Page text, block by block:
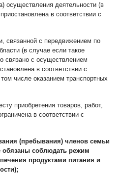
осуществления деятельности (в
в соответствии с
связанной с передвижением по
(в случае если такое
связано с осуществлением
в соответствии с
числе оказанием транспортных
приобретения товаров, работ,
в соответствии с
(пребывания) членов семьи
обязаны соблюдать режим
продуктами питания и